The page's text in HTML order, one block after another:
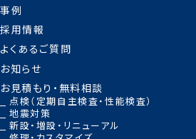
事例
採用情報
よくあるご質問
お知らせ
お見積もり・無料相談
点検（定期自主検査・性能検査）
地震対策
新設・増設・リニューアル